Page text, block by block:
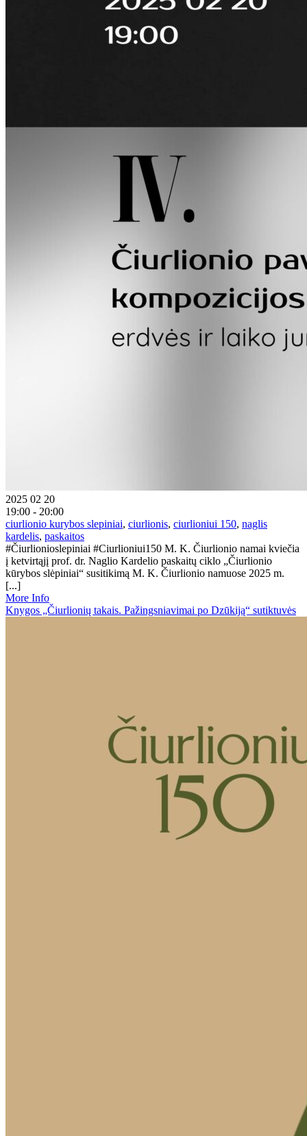
2025 02 20
19:00 - 20:00
ciurlionio kurybos slepiniai, ciurlionis, ciurlioniui 150, naglis
kardelis, paskaitos
#Čiurlionioslepiniai #Ciurlioniui150 M. K. Čiurlionio namai kviečia
į ketvirtąjį prof. dr. Naglio Kardelio paskaitų ciklo „Čiurlionio
kūrybos slėpiniai“ susitikimą M. K. Čiurlionio namuose 2025 m.
[...]
More Info
Knygos „Čiurlionių takais. Pažingsniavimai po Dzūkiją“ sutiktuvės